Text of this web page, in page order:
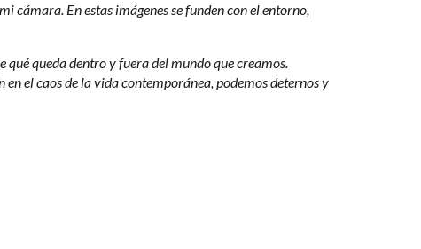
cámara. En estas imágenes se funden con el entorno,
qué queda dentro y fuera del mundo que creamos.
el caos de la vida contemporánea, podemos deternos y